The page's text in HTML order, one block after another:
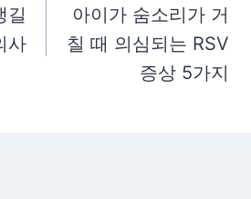
길
사
아이가 숨소리가 거
칠 때 의심되는 RSV
증상 5가지